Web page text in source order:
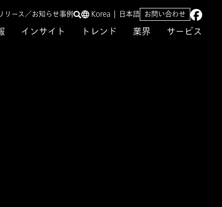
インサイト トレンド 業界 サービス
リース／お知らせ事例 Korea 日本語 お問い合わせ